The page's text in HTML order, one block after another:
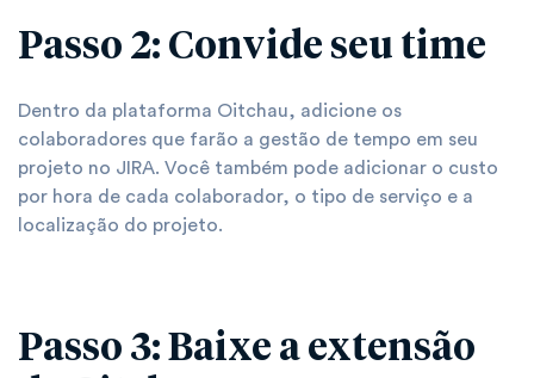
Passo 2: Convide seu time
Dentro da plataforma Oitchau, adicione os
colaboradores que farão a gestão de tempo em seu
projeto no JIRA. Você também pode adicionar o custo
por hora de cada colaborador, o tipo de serviço e a
localização do projeto.
Passo 3: Baixe a extensão